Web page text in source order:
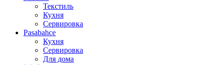
Текстиль
Кухня
Сервировка
Pasabahce
Кухня
Сервировка
Для дома